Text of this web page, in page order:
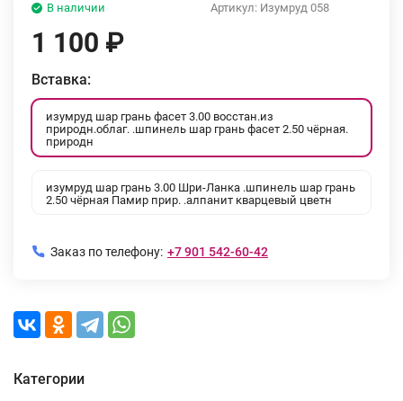
Артикул: Изумруд 058
В наличии
1 100 ₽
Вставка:
изумруд шар грань фасет 3.00 восстан.из
природн.облаг. .шпинель шар грань фасет 2.50 чёрная.
природн
изумруд шар грань 3.00 Шри-Ланка .шпинель шар грань
2.50 чёрная Памир прир. .алпанит кварцевый цветн
Заказ по телефону: +7 901 542-60-42
Категории